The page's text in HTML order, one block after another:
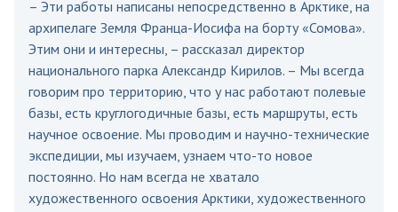
– Эти работы написаны непосредственно в Арктике, на
архипелаге Земля Франца-Иосифа на борту «Сомова».
Этим они и интересны, – рассказал директор
национального парка Александр Кирилов. – Мы всегда
говорим про территорию, что у нас работают полевые
базы, есть круглогодичные базы, есть маршруты, есть
научное освоение. Мы проводим и научно-технические
экспедиции, мы изучаем, узнаем что-то новое
постоянно. Но нам всегда не хватало
художественного освоения Арктики, художественного